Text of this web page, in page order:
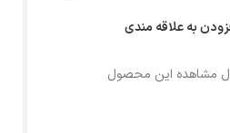
به علاقه مندی
مشاهده این محصول